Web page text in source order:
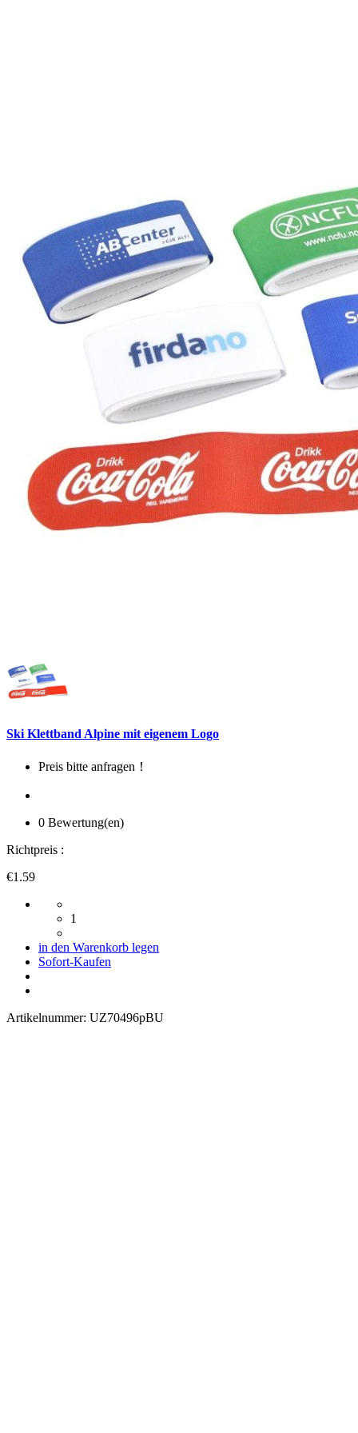
Ski Klettband Alpine mit eigenem Logo
Preis bitte anfragen！
0 Bewertung(en)
Richtpreis :
€1.59
1
in den Warenkorb legen
Sofort-Kaufen
Artikelnummer: UZ70496pBU